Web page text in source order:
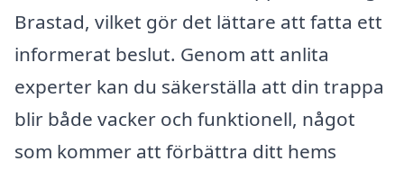
Brastad, vilket gör det lättare att fatta ett
informerat beslut. Genom att anlita
experter kan du säkerställa att din trappa
blir både vacker och funktionell, något
som kommer att förbättra ditt hems